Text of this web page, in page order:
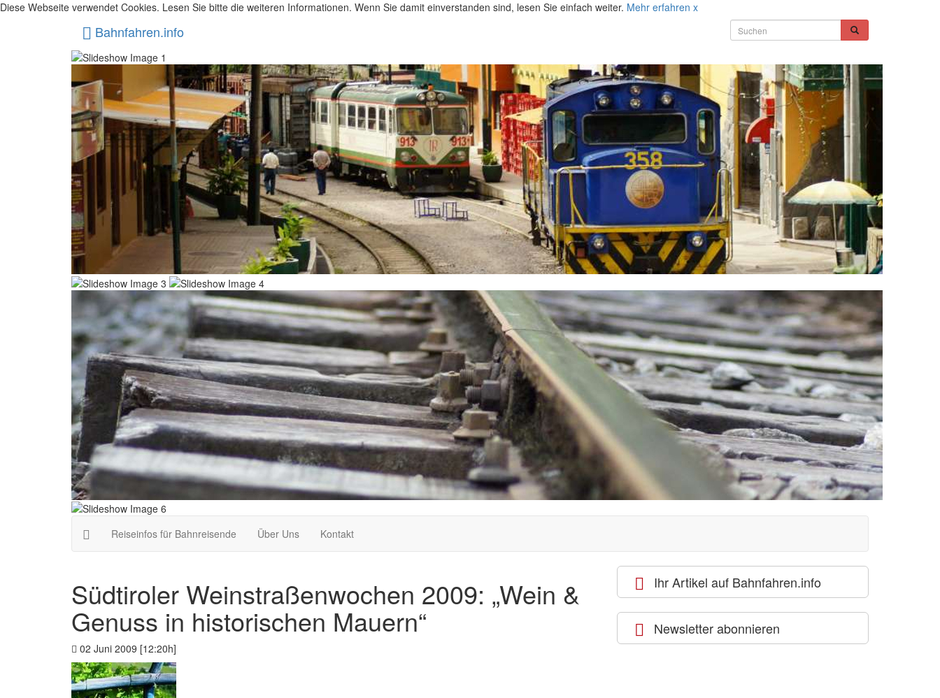
Diese Webseite verwendet Cookies. Lesen Sie bitte die weiteren Informationen. Wenn Sie damit einverstanden sind, lesen Sie einfach weiter. Mehr erfahren x
Bahnfahren.info
Reiseinfos für Bahnreisende Über Uns Kontakt
Südtiroler Weinstraßenwochen 2009: „Wein &
Genuss in historischen Mauern“
02 Juni 2009 [12:20h]
Ihr Artikel auf Bahnfahren.info
Newsletter abonnieren